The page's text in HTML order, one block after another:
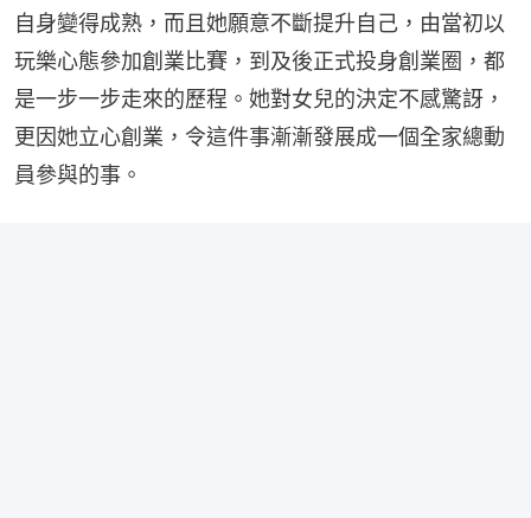
自身變得成熟，而且她願意不斷提升自己，由當初以
玩樂心態參加創業比賽，到及後正式投身創業圈，都
是一步一步走來的歷程。她對女兒的決定不感驚訝，
更因她立心創業，令這件事漸漸發展成一個全家總動
員參與的事。